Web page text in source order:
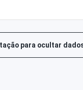
para ocultar